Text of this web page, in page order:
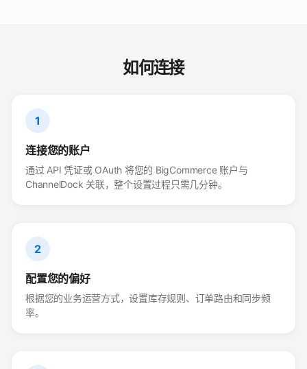
如何连接
1
连接您的账户
通过 API 凭证或 OAuth 将您的 BigCommerce 账户与
ChannelDock 关联，整个设置过程只需几分钟。
2
配置您的偏好
根据您的业务运营方式，设置库存规则、订单路由和同步频
率。